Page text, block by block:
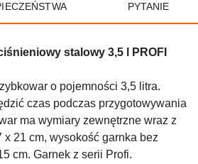
PYTANIE
stalowy 3,5 l PROFI
o pojemności 3,5 litra.
czas podczas przygotowywania
ma wymiary zewnętrzne wraz z
x 21 cm, wysokość garnka bez
cm. Garnek z serii Profi.